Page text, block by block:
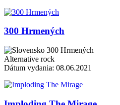
300 Hrmených
300 Hrmených
Alternative rock
Dátum vydania: 08.06.2021